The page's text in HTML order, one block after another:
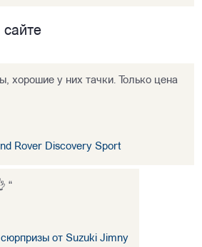
хорошие у них тачки. Только цена
Rover Discovery Sport
“
сюрпризы от Suzuki Jimny